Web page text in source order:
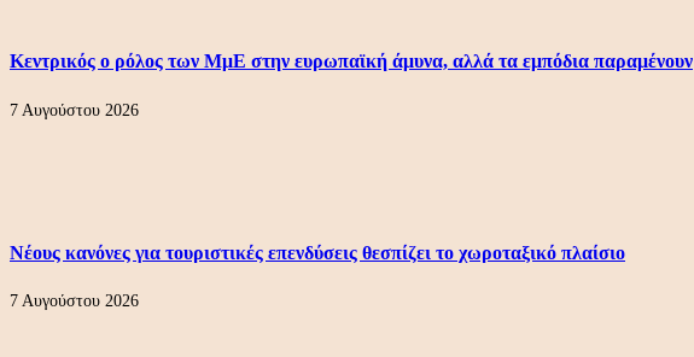
Κεντρικός ο ρόλος των ΜμΕ στην ευρωπαϊκή άμυνα, αλλά τα εμπόδια παραμένουν
7 Αυγούστου 2026
Νέους κανόνες για τουριστικές επενδύσεις θεσπίζει το χωροταξικό πλαίσιο
7 Αυγούστου 2026